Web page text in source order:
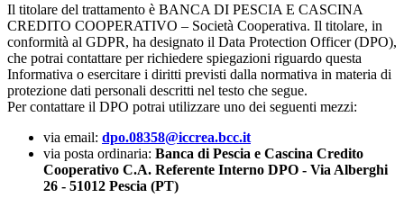
Il titolare del trattamento è BANCA DI PESCIA E CASCINA
CREDITO COOPERATIVO – Società Cooperativa. Il titolare, in
conformità al GDPR, ha designato il Data Protection Officer (DPO),
che potrai contattare per richiedere spiegazioni riguardo questa
Informativa o esercitare i diritti previsti dalla normativa in materia di
protezione dati personali descritti nel testo che segue.
Per contattare il DPO potrai utilizzare uno dei seguenti mezzi:
via email: dpo.08358@iccrea.bcc.it
via posta ordinaria: Banca di Pescia e Cascina Credito
Cooperativo C.A. Referente Interno DPO - Via Alberghi
26 - 51012 Pescia (PT)